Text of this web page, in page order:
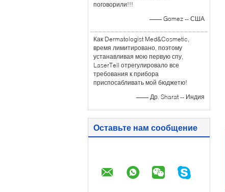
поговорили!!!
—— Gomez -- США
Как Dermatologist Med&Cosmetic,
время лимитировано, поэтому
устанавливая мою первую спу,
LaserTell отрегулировало все
требования к прибора
приспосабливать мой бюджетю!
—— Др. Sharat -- Индия
Оставьте нам сообщение